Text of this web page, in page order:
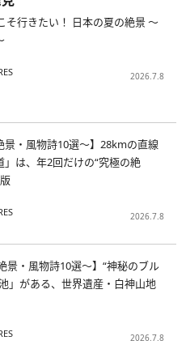
そ行きたい！ 日本の夏の絶景 ～
2026.7.8
景・風物詩10選～】28kmの直線
は、年2回だけの“究極の絶
2026.7.8
景・風物詩10選～】“神秘のブル
」がある、世界遺産・白神山地
2026.7.8